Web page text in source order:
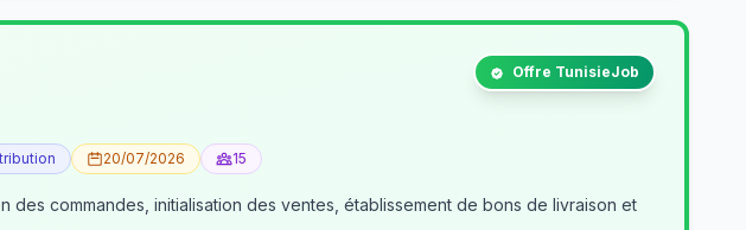
Offre TunisieJob
20/07/2026 15
commandes, initialisation des ventes, établissement de bons de livraison et